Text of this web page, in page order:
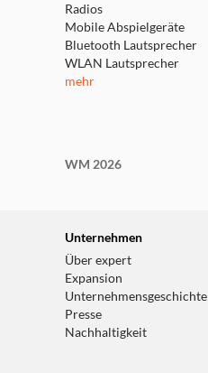
Radios
Mobile Abspielgeräte
Bluetooth Lautsprecher
WLAN Lautsprecher
mehr
WM 2026
Unternehmen
Über expert
Expansion
Unternehmensgeschichte
Presse
Nachhaltigkeit